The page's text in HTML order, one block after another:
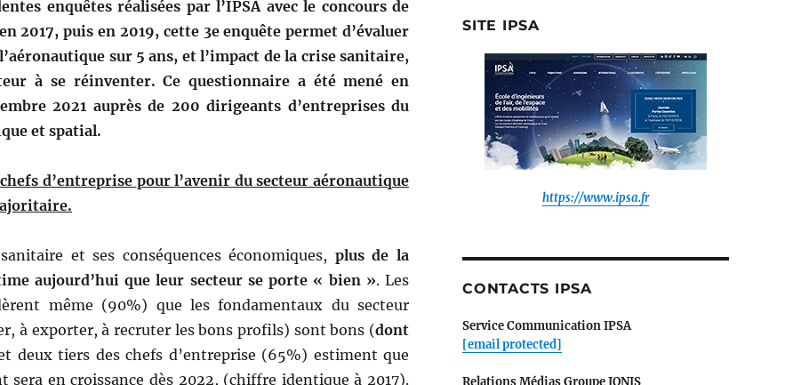
enquêtes réalisées par l’IPSA avec le concours de
2017, puis en 2019, cette 3e enquête permet d’évaluer
sur 5 ans, et l’impact de la crise sanitaire,
à se réinventer. Ce questionnaire a été mené en
2021 auprès de 200 dirigeants d’entreprises du
et spatial.
chefs d’entreprise pour l’avenir du secteur aéronautique
et ses conséquences économiques, plus de la
aujourd’hui que leur secteur se porte « bien ». Les
même (90%) que les fondamentaux du secteur
à exporter, à recruter les bons profils) sont bons (dont
deux tiers des chefs d’entreprise (65%) estiment que
sera en croissance dès 2022, (chiffre identique à 2017).
:SITE IPSA
https://www.ipsa.fr
CONTACTS IPSA
Service Communication IPSA
[email protected]